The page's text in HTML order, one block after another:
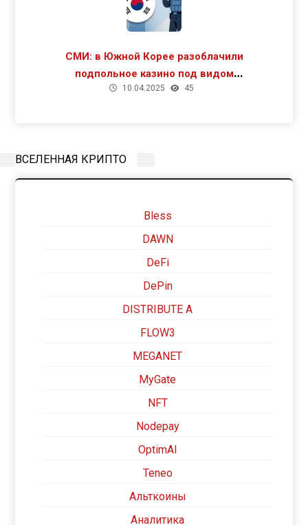
СМИ: в Южной Корее разоблачили
подпольное казино под видом
криптомайнинга
10.04.2025 45
ВСЕЛЕННАЯ КРИПТО
Bless
DAWN
DeFi
DePin
DISTRIBUTE A
FLOW3
MEGANET
MyGate
NFT
Nodepay
OptimAI
Teneo
Альткоины
Аналитика